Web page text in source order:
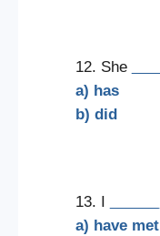
12. She
a) has
b) did
13. I
a) have met